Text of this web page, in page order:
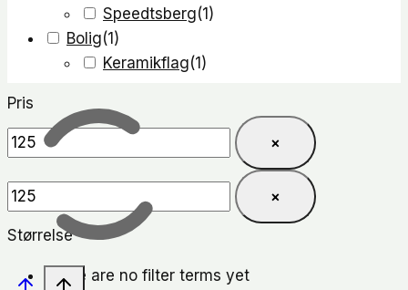
Speedtsberg(1 )
Bolig(1 )
Keramikflag(1 )
Pris
×
×
Størrelse
There are no filter terms yet